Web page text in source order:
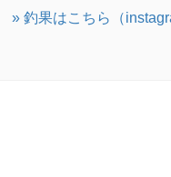
» 釣果はこちら（